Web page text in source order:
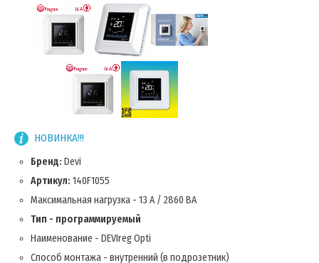
НОВИНКА!!!
Бренд: Devi
Артикул: 140F1055
Максимальная нагрузка - 13 А / 2860 ВА
Тип - программируемый
Наименование - DEVIreg Opti
Способ монтажа - внутренний (в подрозетник)